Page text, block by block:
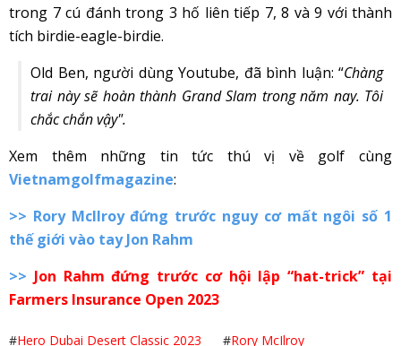
trong 7 cú đánh trong 3 hố liên tiếp 7, 8 và 9 với thành
tích birdie-eagle-birdie.
Old Ben, người dùng Youtube, đã bình luận: “Chàng
trai này sẽ hoàn thành Grand Slam trong năm nay. Tôi
chắc chắn vậy".
Xem thêm những tin tức thú vị về golf cùng
Vietnamgolfmagazine:
>> Rory McIlroy đứng trước nguy cơ mất ngôi số 1
thế giới vào tay Jon Rahm
>> Jon Rahm đứng trước cơ hội lập “hat-trick” tại
Farmers Insurance Open 2023
#Hero Dubai Desert Classic 2023 #Rory McIlroy